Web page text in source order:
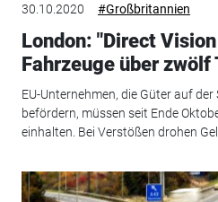
30.10.2020 #Großbritannien
London: "Direct
Fahrzeuge über zwölf
EU-Unternehmen, die Güter auf
befördern, müssen seit Ende
einhalten. Bei Verstößen drohen